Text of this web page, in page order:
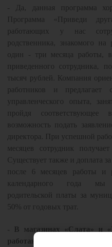
- Да, данная программа
Программа «Приведи
работающих у нас
родственника, знакомого
один - три месяца работы,
приведенного сотрудника,
тысяч рублей. Компания
работников и
управленческого опыта,
пройдя соответствующее
возможность подать
директора. При успешной
месяцев сотрудник
Существует также и доплата
после 6 месяцев работы и
календарного года мы
родительской платы за
50% от годовых трат.
- В магазинах «Слата» и
работающей молодежи,